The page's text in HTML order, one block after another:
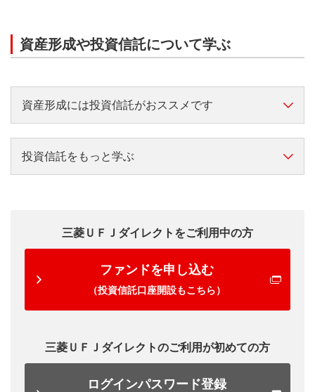
資産形成や投資信託について学ぶ
資産形成には投資信託がおススメです
資産形成は難しいと思っている方には、初心者でも始
あなたも投資信託での資産形成を考えてみませんか？
般社団法人投資信託協会」
全国の20歳～79歳の男女個人が対象
投資信託をもっと学ぶ
運用計画の立て方やファンドの選び方、購入後のチェ
投資信託の選び方
投資信託購入後の
チェックポイント
三菱ＵＦＪダイレクトをご利用中の方
ファンドを申し込む
（投資信託口座開設もこちら）
三菱ＵＦＪダイレクトのご利用が初めての方
ログインパスワード登録